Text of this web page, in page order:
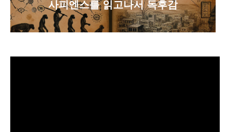
사피엔스를 읽고나서 독후감